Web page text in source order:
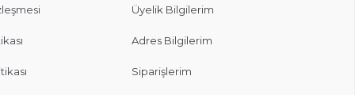
Üyelik Bilgilerim
Adres Bilgilerim
Siparişlerim